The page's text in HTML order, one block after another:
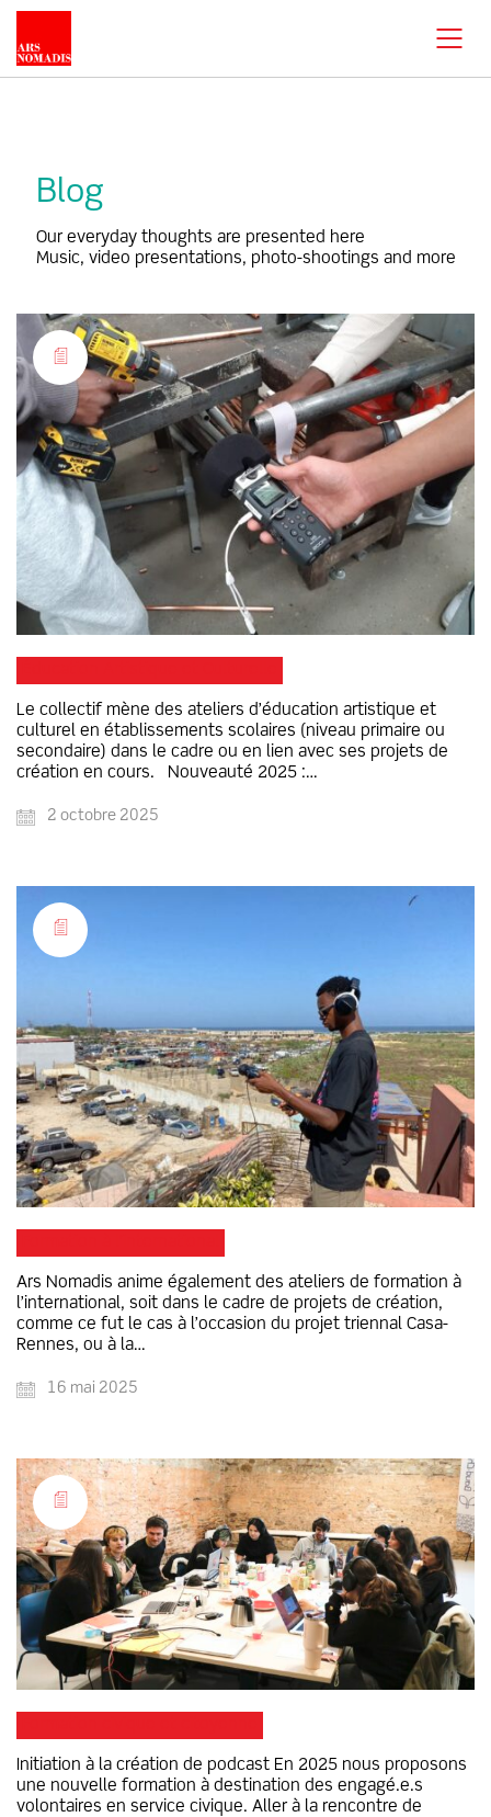
Blog
Our everyday thoughts are presented here
Music, video presentations, photo-shootings and more
Le collectif mène des ateliers d’éducation artistique et
culturel en établissements scolaires (niveau primaire ou
secondaire) dans le cadre ou en lien avec ses projets de
création en cours. Nouveauté 2025 :…
2 octobre 2025
Ars Nomadis anime également des ateliers de formation à
l’international, soit dans le cadre de projets de création,
comme ce fut le cas à l’occasion du projet triennal Casa-
Rennes, ou à la…
16 mai 2025
Initiation à la création de podcast En 2025 nous proposons
une nouvelle formation à destination des engagé.e.s
volontaires en service civique. Aller à la rencontre de